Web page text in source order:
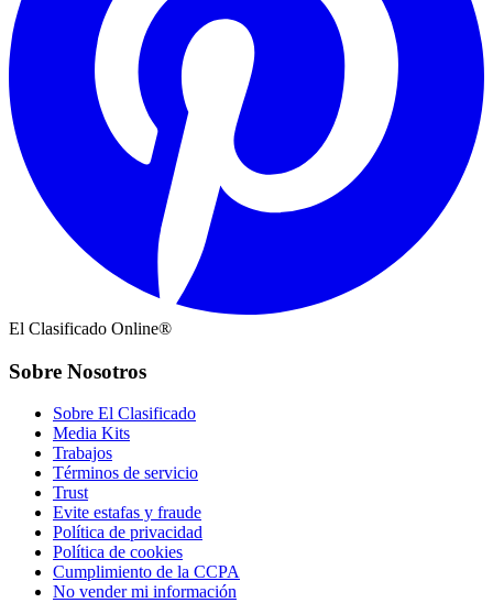
El Clasificado Online®
Sobre Nosotros
Sobre El Clasificado
Media Kits
Trabajos
Términos de servicio
Trust
Evite estafas y fraude
Política de privacidad
Política de cookies
Cumplimiento de la CCPA
No vender mi información